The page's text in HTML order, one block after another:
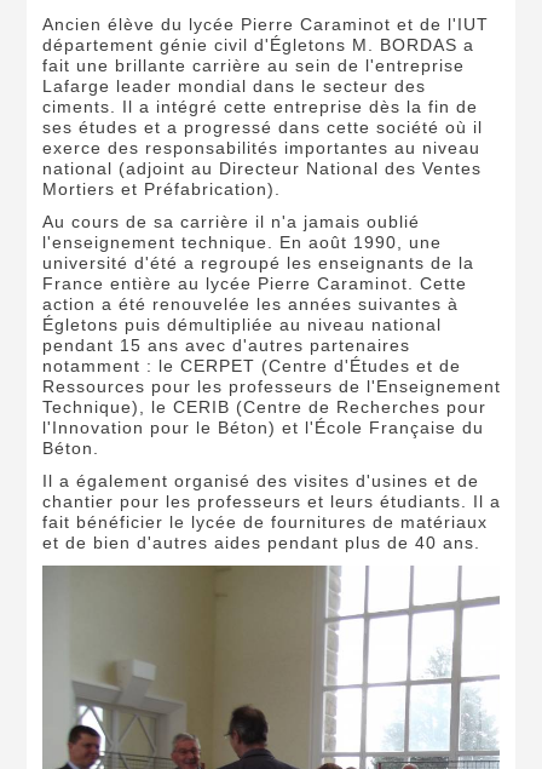
Ancien élève du lycée Pierre Caraminot et de l'IUT
département génie civil d'Égletons M. BORDAS a
fait une brillante carrière au sein de l'entreprise
Lafarge leader mondial dans le secteur des
ciments. Il a intégré cette entreprise dès la fin de
ses études et a progressé dans cette société où il
exerce des responsabilités importantes au niveau
national (adjoint au Directeur National des Ventes
Mortiers et Préfabrication).
Au cours de sa carrière il n'a jamais oublié
l'enseignement technique. En août 1990, une
université d'été a regroupé les enseignants de la
France entière au lycée Pierre Caraminot. Cette
action a été renouvelée les années suivantes à
Égletons puis démultipliée au niveau national
pendant 15 ans avec d'autres partenaires
notamment : le CERPET (Centre d'Études et de
Ressources pour les professeurs de l'Enseignement
Technique), le CERIB (Centre de Recherches pour
l'Innovation pour le Béton) et l'École Française du
Béton.
Il a également organisé des visites d'usines et de
chantier pour les professeurs et leurs étudiants. Il a
fait bénéficier le lycée de fournitures de matériaux
et de bien d'autres aides pendant plus de 40 ans.